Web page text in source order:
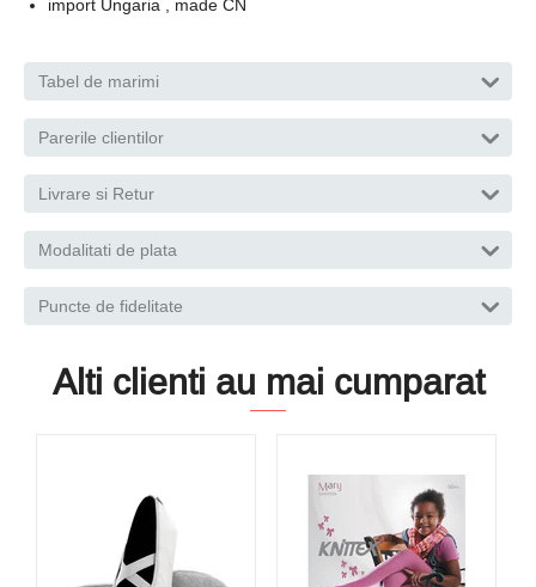
import Ungaria , made CN
Tabel de marimi
Parerile clientilor
Livrare si Retur
Modalitati de plata
Puncte de fidelitate
Alti clienti au mai cumparat